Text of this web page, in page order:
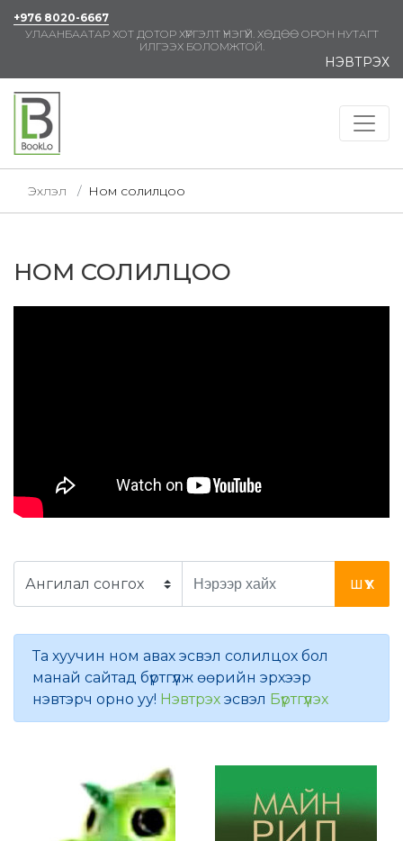
+976 8020-6667
УЛААНБААТАР ХОТ ДОТОР ХҮРГЭЛТ ҮНЭГҮЙ. ХӨДӨӨ ОРОН НУТАГТ
ИЛГЭЭХ БОЛОМЖТОЙ.
НЭВТРЭХ
Эхлэл Ном солилцоо
НОМ СОЛИЛЦОО
ШҮҮХ
Та хуучин ном авах эсвэл солилцох бол
манай сайтад бүртгүүлж өөрийн эрхээр
нэвтэрч орно уу! Нэвтрэх эсвэл Бүртгүүлэх